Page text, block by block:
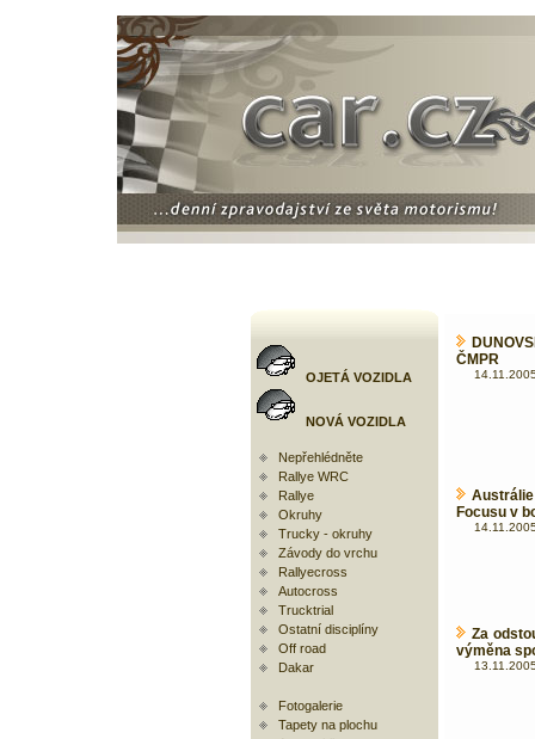
OJETÁ VOZIDLA
NOVÁ VOZIDLA
Nepřehlédněte
Rallye WRC
Rallye
Okruhy
Trucky - okruhy
Závody do vrchu
Rallyecross
Autocross
Trucktrial
Ostatní disciplíny
Off road
Dakar
Fotogalerie
Tapety na plochu
ČMPR
Focusu v
Za
výměna